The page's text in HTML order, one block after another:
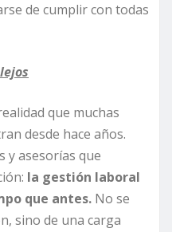
de cumplir con todas
que muchas
desde hace años.
y asesorías que
la gestión laboral
que antes. No se
sino de una carga